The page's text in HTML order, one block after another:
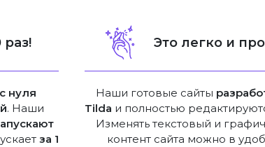
с нуля
. Наши
за 1
Это легко и
Наши готовые сайты
Tilda и полностью
Изменять текстовый и
контент сайта можно в